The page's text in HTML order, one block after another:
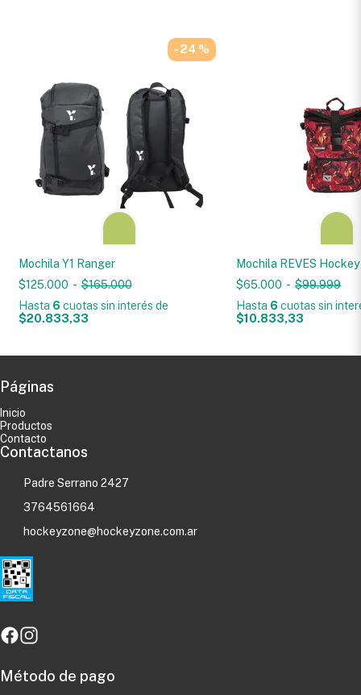
- 24 %
Mochila Y1 Ranger
$125.000 - $165.000
Hasta 6 cuotas sin interés de
$20.833,33
Mochila REVES
$65.000 - $99.999
Hasta 6 cuotas sin
$10.833,33
Páginas
Inicio
Productos
Contacto
Contactanos
Padre Serrano 2427
3764561664
hockeyzone@hockeyzone.com.ar
Método de pago